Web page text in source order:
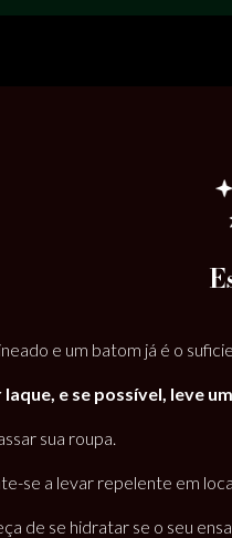
e um batom já é o
e se possível, leve
sua roupa.
se a levar repelente em
de se hidratar se o seu